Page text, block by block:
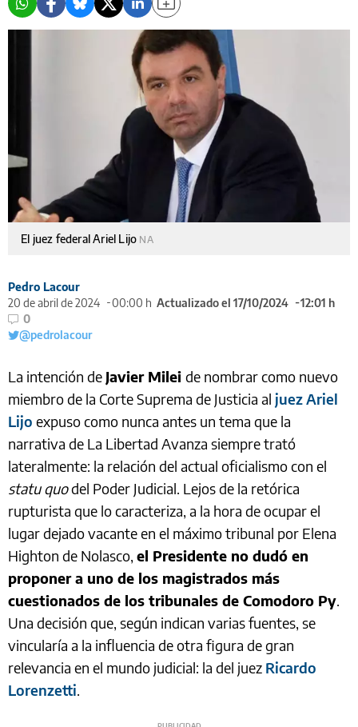
El juez federal Ariel Lijo NA
Pedro Lacour
20 de abril de 2024
00:00 h Actualizado el 17/10/2024
12:01 h
0
@pedrolacour
La intención de Javier Milei de nombrar como nuevo
miembro de la Corte Suprema de Justicia al juez Ariel
Lijo expuso como nunca antes un tema que la
narrativa de La Libertad Avanza siempre trató
lateralmente: la relación del actual oficialismo con el
statu quodel Poder Judicial. Lejos de la retórica
rupturista que lo caracteriza, a la hora de ocupar el
lugar dejado vacante en el máximo tribunal por Elena
Highton de Nolasco, el Presidente no dudó en
proponer a uno de los magistrados más
cuestionados de los tribunales de Comodoro Py.
Una decisión que, según indican varias fuentes, se
vincularía a la influencia de otra figura de gran
relevancia en el mundo judicial: la del juez Ricardo
Lorenzetti.